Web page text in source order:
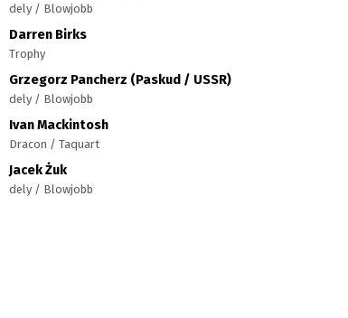
dely / Blowjobb
Darren Birks
Trophy
Grzegorz Pancherz (Paskud / USSR)
dely / Blowjobb
Ivan Mackintosh
Dracon / Taquart
Jacek Żuk
dely / Blowjobb